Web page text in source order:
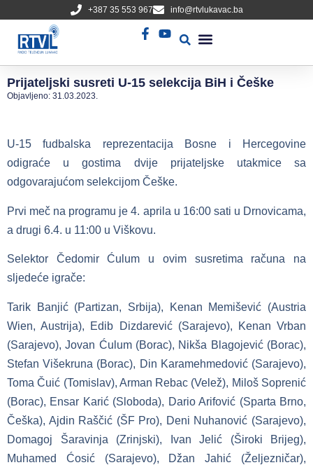
+387 35 553 967 info@rtvlukavac.ba
Prijateljski susreti U-15 selekcija BiH i Češke
Objavljeno: 31.03.2023.
U-15 fudbalska reprezentacija Bosne i Hercegovine
odigraće u gostima dvije prijateljske utakmice sa
odgovarajućom selekcijom Češke.
Prvi meč na programu je 4. aprila u 16:00 sati u Drnovicama,
a drugi 6.4. u 11:00 u Viškovu.
Selektor Čedomir Ćulum u ovim susretima računa na
sljedeće igrače:
Tarik Banjić (Partizan, Srbija), Kenan Memišević (Austria
Wien, Austrija), Edib Dizdarević (Sarajevo), Kenan Vrban
(Sarajevo), Jovan Ćulum (Borac), Nikša Blagojević (Borac),
Stefan Višekruna (Borac), Din Karamehmedović (Sarajevo),
Toma Čuić (Tomislav), Arman Rebac (Velež), Miloš Soprenić
(Borac), Ensar Karić (Sloboda), Dario Arifović (Sparta Brno,
Češka), Ajdin Raščić (ŠF Pro), Deni Nuhanović (Sarajevo),
Domagoj Šaravinja (Zrinjski), Ivan Jelić (Široki Brijeg),
Muhamed Ćosić (Sarajevo), Džan Jahić (Željezničar),